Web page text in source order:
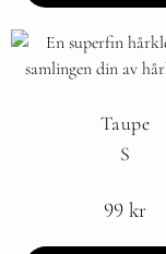
Taupe
S
99 kr